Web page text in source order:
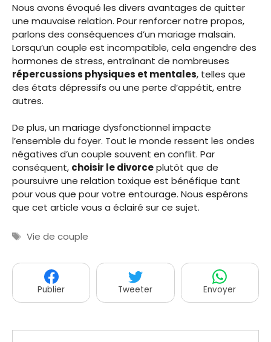
Nous avons évoqué les divers avantages de quitter
une mauvaise relation. Pour renforcer notre propos,
parlons des conséquences d’un mariage malsain.
Lorsqu’un couple est incompatible, cela engendre des
hormones de stress, entraînant de nombreuses
répercussions physiques et mentales, telles que
des états dépressifs ou une perte d’appétit, entre
autres.
De plus, un mariage dysfonctionnel impacte
l’ensemble du foyer. Tout le monde ressent les ondes
négatives d’un couple souvent en conflit. Par
conséquent, choisir le divorceplutôt que de
poursuivre une relation toxique est bénéfique tant
pour vous que pour votre entourage. Nous espérons
que cet article vous a éclairé sur ce sujet.
Étiquettes
Vie de couple
Publier Tweeter Envoyer